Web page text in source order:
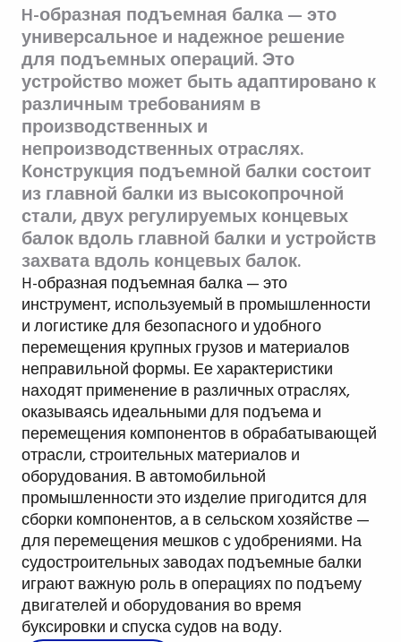
H-образная подъемная балка — это
универсальное и надежное решение
для подъемных операций. Это
устройство может быть адаптировано к
различным требованиям в
производственных и
непроизводственных отраслях.
Конструкция подъемной балки состоит
из главной балки из высокопрочной
стали, двух регулируемых концевых
балок вдоль главной балки и устройств
захвата вдоль концевых балок.
H-образная подъемная балка — это
инструмент, используемый в промышленности
и логистике для безопасного и удобного
перемещения крупных грузов и материалов
неправильной формы. Ее характеристики
находят применение в различных отраслях,
оказываясь идеальными для подъема и
перемещения компонентов в обрабатывающей
отрасли, строительных материалов и
оборудования. В автомобильной
промышленности это изделие пригодится для
сборки компонентов, а в сельском хозяйстве —
для перемещения мешков с удобрениями. На
судостроительных заводах подъемные балки
играют важную роль в операциях по подъему
двигателей и оборудования во время
буксировки и спуска судов на воду.